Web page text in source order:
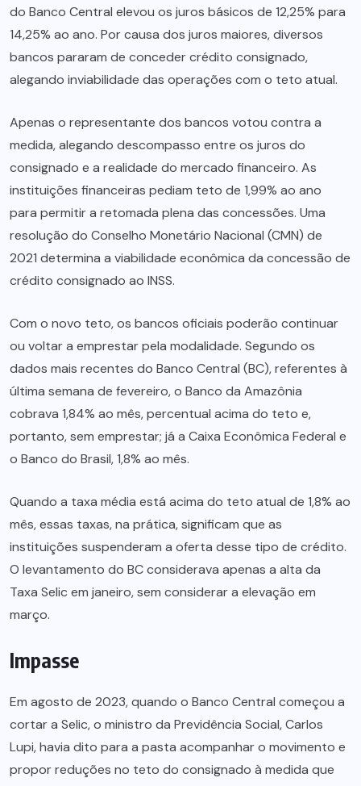
do Banco Central elevou os juros básicos de 12,25% para
14,25% ao ano. Por causa dos juros maiores, diversos
bancos pararam de conceder crédito consignado,
alegando inviabilidade das operações com o teto atual.
Apenas o representante dos bancos votou contra a
medida, alegando descompasso entre os juros do
consignado e a realidade do mercado financeiro. As
instituições financeiras pediam teto de 1,99% ao ano
para permitir a retomada plena das concessões. Uma
resolução do Conselho Monetário Nacional (CMN) de
2021 determina a viabilidade econômica da concessão de
crédito consignado ao INSS.
Com o novo teto, os bancos oficiais poderão continuar
ou voltar a emprestar pela modalidade. Segundo os
dados mais recentes do Banco Central (BC), referentes à
última semana de fevereiro, o Banco da Amazônia
cobrava 1,84% ao mês, percentual acima do teto e,
portanto, sem emprestar; já a Caixa Econômica Federal e
o Banco do Brasil, 1,8% ao mês.
Quando a taxa média está acima do teto atual de 1,8% ao
mês, essas taxas, na prática, significam que as
instituições suspenderam a oferta desse tipo de crédito.
O levantamento do BC considerava apenas a alta da
Taxa Selic em janeiro, sem considerar a elevação em
março.
Impasse
Em agosto de 2023, quando o Banco Central começou a
cortar a Selic, o ministro da Previdência Social, Carlos
Lupi, havia dito para a pasta acompanhar o movimento e
propor reduções no teto do consignado à medida que